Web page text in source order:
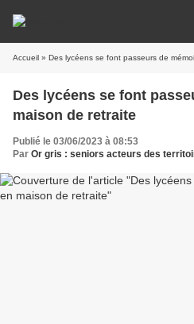
Accueil » Des lycéens se font passeurs de
Des lycéens se font
maison de retraite
Publié le 03/06/2023 à 08:53
Par Or gris : seniors acteurs des territoires,